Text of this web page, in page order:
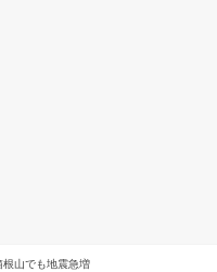
山でも地震急増